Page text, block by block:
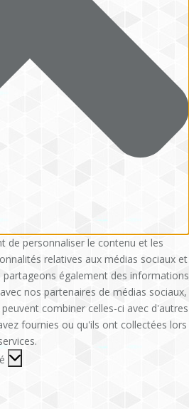
de personnaliser le contenu et les
relatives aux médias sociaux et
également des informations
nos partenaires de médias sociaux,
combiner celles-ci avec d'autres
fournies ou qu'ils ont collectées lors